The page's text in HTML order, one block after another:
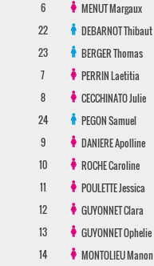
6
MENUTMargaux
22
DEBARNOTThibaut
23
BERGERThomas
7
PERRINLaetitia
8
CECCHINATOJulie
24
PEGONSamuel
9
DANIEREApolline
10
ROCHECaroline
11
POULETTEJessica
12
GUYONNETClara
13
GUYONNETOphelie
14
MONTOLIEUManon